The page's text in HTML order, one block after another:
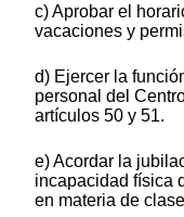
c) Aprobar el
vacaciones y
d) Ejercer la
personal del
artículos 50 y 51.
e) Acordar la
incapacidad física
en materia de